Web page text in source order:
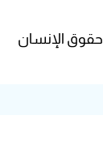
حقوق الإنسان